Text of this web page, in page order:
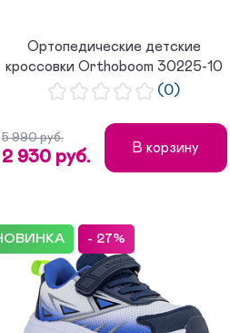
Ортопедические детские
кроссовки Orthoboom 30225-10
синяя ...
(0)
5 990 руб.
2 930 руб. В корзину
- 27%